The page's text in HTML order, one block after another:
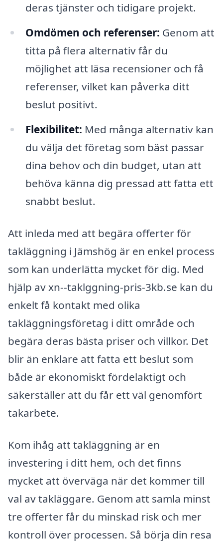
deras tjänster och tidigare projekt.
Omdömen och referenser: Genom att
titta på flera alternativ får du
möjlighet att läsa recensioner och få
referenser, vilket kan påverka ditt
beslut positivt.
Flexibilitet: Med många alternativ kan
du välja det företag som bäst passar
dina behov och din budget, utan att
behöva känna dig pressad att fatta ett
snabbt beslut.
Att inleda med att begära offerter för
takläggning i Jämshög är en enkel process
som kan underlätta mycket för dig. Med
hjälp av xn--taklggning-pris-3kb.se kan du
enkelt få kontakt med olika
takläggningsföretag i ditt område och
begära deras bästa priser och villkor. Det
blir än enklare att fatta ett beslut som
både är ekonomiskt fördelaktigt och
säkerställer att du får ett väl genomfört
takarbete.
Kom ihåg att takläggning är en
investering i ditt hem, och det finns
mycket att överväga när det kommer till
val av takläggare. Genom att samla minst
tre offerter får du minskad risk och mer
kontroll över processen. Så börja din resa